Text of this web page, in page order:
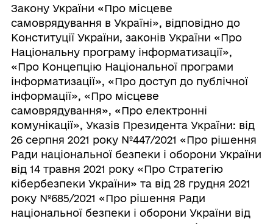
Закону України «Про місцеве
самоврядування в Україні», відповідно до
Конституції України, законів України «Про
Національну програму інформатизації»,
«Про Концепцію Національної програми
інформатизації», «Про доступ до публічної
інформації», «Про місцеве
самоврядування», «Про електронні
комунікації», Указів Президента України: від
26 серпня 2021 року №447/2021 «Про рішення
Ради національної безпеки і оборони України
від 14 травня 2021 року «Про Стратегію
кібербезпеки України» та від 28 грудня 2021
року №685/2021 «Про рішення Ради
національної безпеки і оборони України від